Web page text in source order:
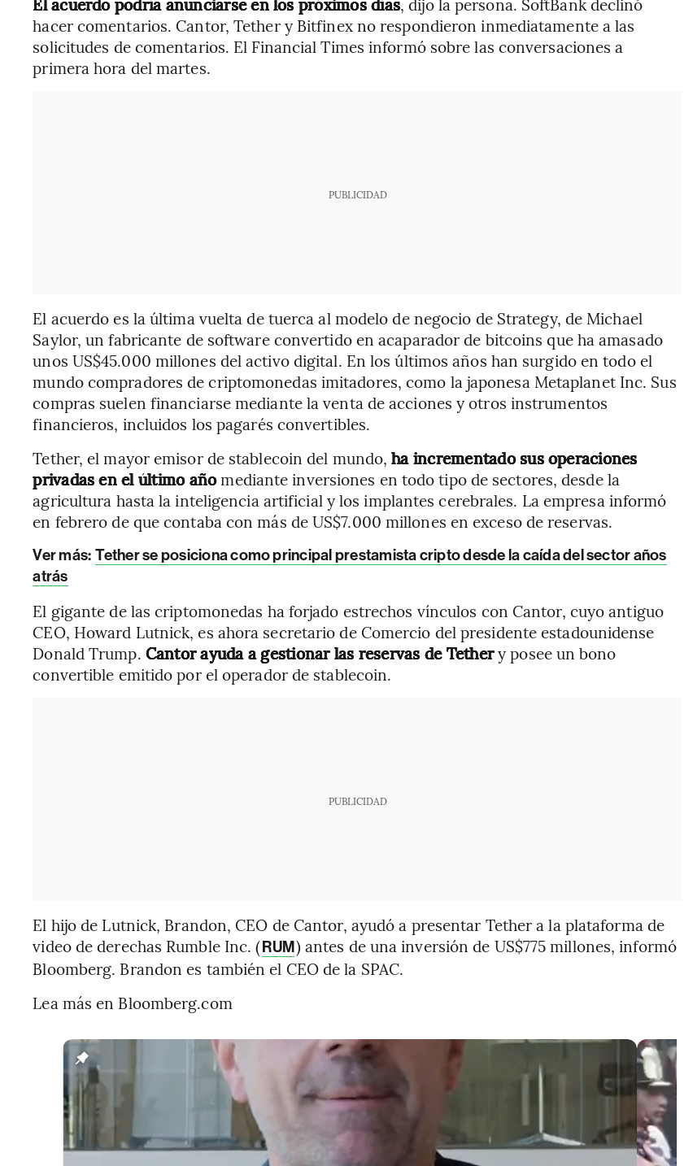
hacer comentarios. Cantor, Tether y Bitfinex no respondieron inmediatamente a las
solicitudes de comentarios. El Financial Times informó sobre las conversaciones a
primera hora del martes.
PUBLICIDAD
El acuerdo es la última vuelta de tuerca al modelo de negocio de Strategy, de Michael
Saylor, un fabricante de software convertido en acaparador de bitcoins que ha amasado
unos US$45.000 millones del activo digital. En los últimos años han surgido en todo el
mundo compradores de criptomonedas imitadores, como la japonesa Metaplanet Inc. Sus
compras suelen financiarse mediante la venta de acciones y otros instrumentos
financieros, incluidos los pagarés convertibles.
Tether, el mayor emisor de stablecoin del mundo,ha incrementado sus operaciones
privadas en el último añomediante inversiones en todo tipo de sectores, desde la
agricultura hasta la inteligencia artificial y los implantes cerebrales. La empresa informó
en febrero de que contaba con más de US$7.000 millones en exceso de reservas.
Ver más: Tether se posiciona como principal prestamista cripto desde la caída del sector años
atrás
El gigante de las criptomonedas ha forjado estrechos vínculos con Cantor, cuyo antiguo
CEO, Howard Lutnick, es ahora secretario de Comercio del presidente estadounidense
Donald Trump. Cantor ayuda a gestionar las reservas de Tethery posee un bono
convertible emitido por el operador de stablecoin.
PUBLICIDAD
El hijo de Lutnick, Brandon, CEO de Cantor, ayudó a presentar Tether a la plataforma de
video de derechas Rumble Inc. (RUM) antes de una inversión de US$775 millones, informó
Bloomberg. Brandon es también el CEO de la SPAC.
Lea más en Bloomberg.com